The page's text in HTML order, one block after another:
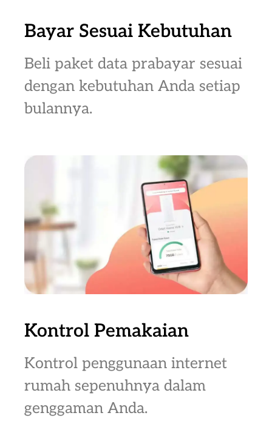
Bayar Sesuai Kebutuhan
Beli paket data prabayar sesuai
dengan kebutuhan Anda setiap
bulannya.
Kontrol Pemakaian
Kontrol penggunaan internet
rumah sepenuhnya dalam
genggaman Anda.